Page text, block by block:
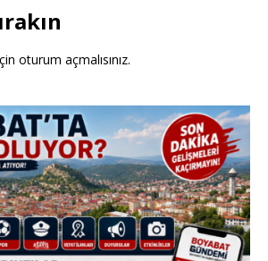
oturum açmalısınız.